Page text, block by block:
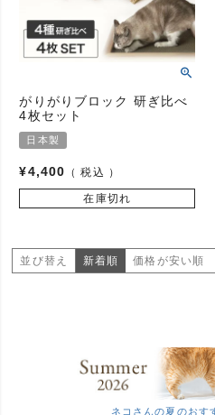
がりがりブロック 研ぎ比べ
4枚セット
日本製
¥4,400 税込
在庫切れ
並び替え 新着順 価格が安い順
ネコさんの夏のおす